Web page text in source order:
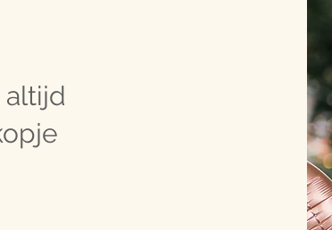
altijd